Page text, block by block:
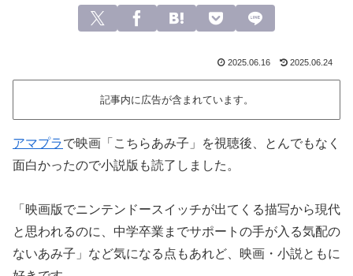
2025.06.16 2025.06.24
記事内に広告が含まれています。
アマプラで映画「こちらあみ子」を視聴後、とんでもなく
面白かったので小説版も読了しました。
「映画版でニンテンドースイッチが出てくる描写から現代
と思われるのに、中学卒業までサポートの手が入る気配の
ないあみ子」など気になる点もあれど、映画・小説ともに